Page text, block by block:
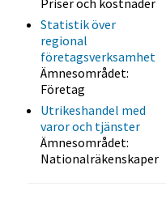
Statistik över
regional
företagsverksamhet
Ämnesområdet:
Företag
Utrikeshandel med
varor och tjänster
Ämnesområdet:
Nationalräkenskaper